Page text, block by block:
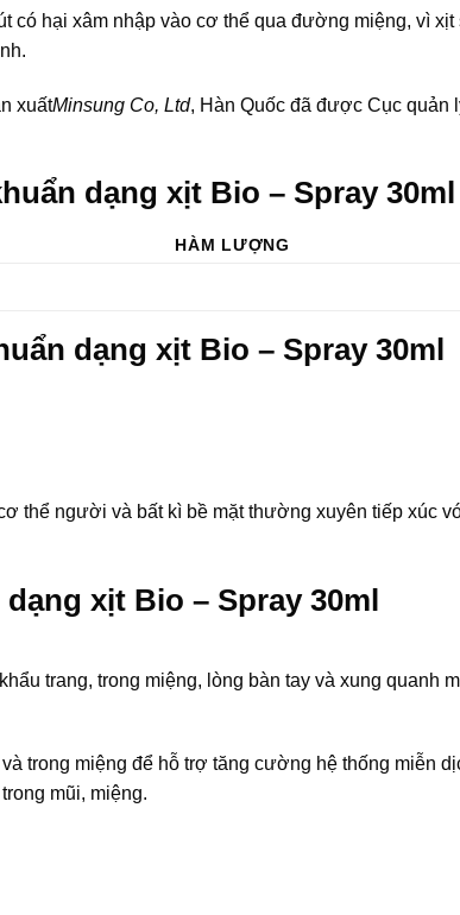
có hại xâm nhập vào cơ thể qua đường miệng, vì xịt
xuấtMinsung Co, Ltd, Hàn Quốc đã được Cục quản
dạng xịt Bio – Spray 30ml
HÀM LƯỢNG
dạng xịt Bio – Spray 30ml
thể người và bất kì bề mặt thường xuyên tiếp xúc
xịt Bio – Spray 30ml
trang, trong miệng, lòng bàn tay và xung quanh
trong miệng để hỗ trợ tăng cường hệ thống miễn
mũi, miệng.